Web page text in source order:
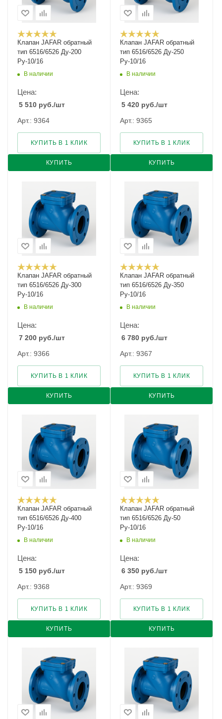
Клапан JAFAR обратный
тип 6516/6526 Ду-200
Ру-10/16
В наличии
Цена:
5 510 руб./шт
Арт.: 9364
КУПИТЬ
КУПИТЬ В 1 КЛИК
Клапан JAFAR обратный
тип 6516/6526 Ду-250
Ру-10/16
В наличии
Цена:
5 420 руб./шт
Арт.: 9365
КУПИТЬ
КУПИТЬ В 1 КЛИК
Клапан JAFAR обратный
тип 6516/6526 Ду-300
Ру-10/16
В наличии
Цена:
7 200 руб./шт
Арт.: 9366
КУПИТЬ
КУПИТЬ В 1 КЛИК
Клапан JAFAR обратный
тип 6516/6526 Ду-350
Ру-10/16
В наличии
Цена:
6 780 руб./шт
Арт.: 9367
КУПИТЬ
КУПИТЬ В 1 КЛИК
Клапан JAFAR обратный
тип 6516/6526 Ду-400
Ру-10/16
В наличии
Цена:
5 150 руб./шт
Арт.: 9368
КУПИТЬ
КУПИТЬ В 1 КЛИК
Клапан JAFAR обратный
тип 6516/6526 Ду-50
Ру-10/16
В наличии
Цена:
6 350 руб./шт
Арт.: 9369
КУПИТЬ
КУПИТЬ В 1 КЛИК